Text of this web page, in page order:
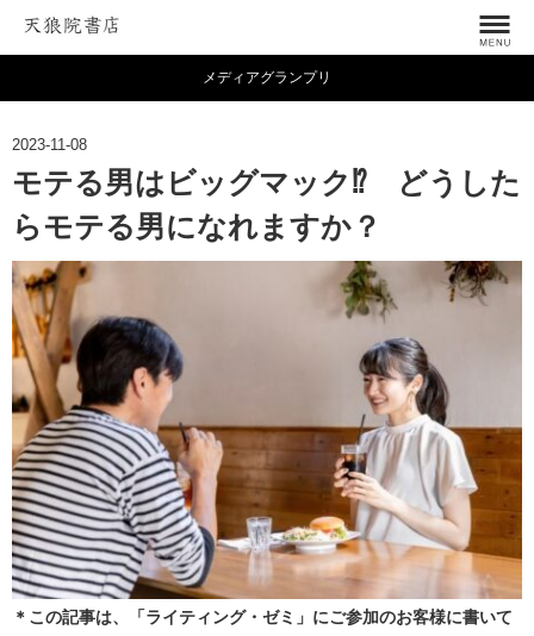
メディアグランプリ
2023-11-08
モテる男はビッグマック⁉︎ どうした
らモテる男になれますか？
＊この記事は、「ライティング・ゼミ」にご参加のお客様に書いて